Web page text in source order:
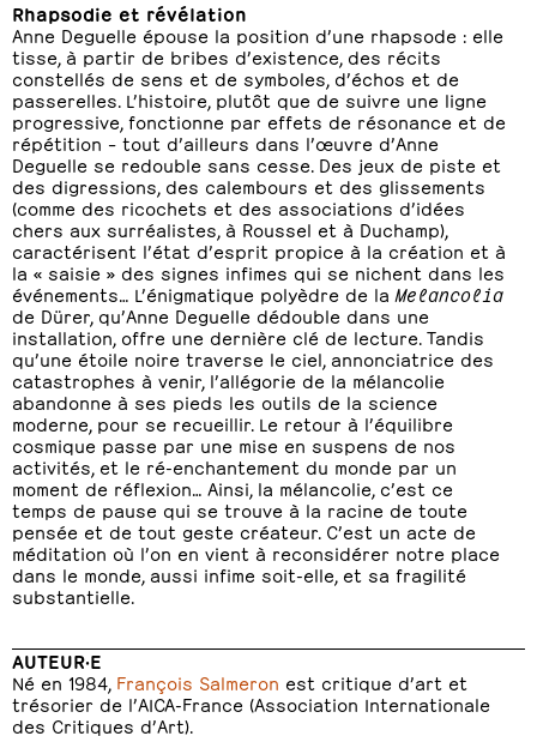
Rhapsodie et révélation
Anne Deguelle épouse la position d’une rhapsode : elle
tisse, à partir de bribes d’existence, des récits
constellés de sens et de symboles, d’échos et de
passerelles. L’histoire, plutôt que de suivre une ligne
progressive, fonctionne par effets de résonance et de
répétition – tout d’ailleurs dans l’œuvre d’Anne
Deguelle se redouble sans cesse. Des jeux de piste et
des digressions, des calembours et des glissements
(comme des ricochets et des associations d’idées
chers aux surréalistes, à Roussel et à Duchamp),
caractérisent l’état d’esprit propice à la création et à
la « saisie » des signes infimes qui se nichent dans les
événements… L’énigmatique polyèdre de la Melancolia
de Dürer, qu’Anne Deguelle dédouble dans une
installation, offre une dernière clé de lecture. Tandis
qu’une étoile noire traverse le ciel, annonciatrice des
catastrophes à venir, l’allégorie de la mélancolie
abandonne à ses pieds les outils de la science
moderne, pour se recueillir. Le retour à l’équilibre
cosmique passe par une mise en suspens de nos
activités, et le ré-enchantement du monde par un
moment de réflexion… Ainsi, la mélancolie, c’est ce
temps de pause qui se trouve à la racine de toute
pensée et de tout geste créateur. C’est un acte de
méditation où l’on en vient à reconsidérer notre place
dans le monde, aussi infime soit-elle, et sa fragilité
substantielle.
AUTEUR·E
Né en 1984, François Salmeron est critique d’art et
trésorier de l’AICA-France (Association Internationale
des Critiques d’Art).